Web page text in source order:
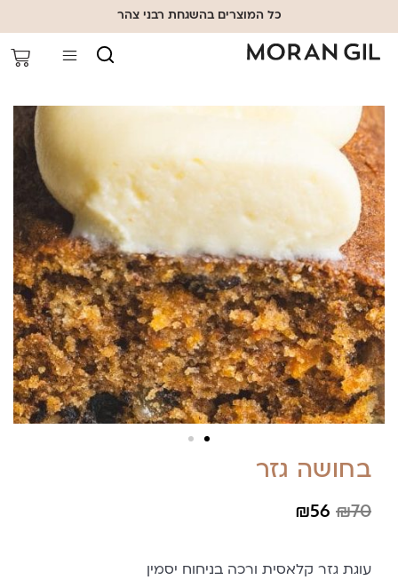
כל המוצרים בהשגחת רבני צהר
בחושה גזר
₪70
₪56
עוגת גזר קלאסית ורכה בניחוח יסמין